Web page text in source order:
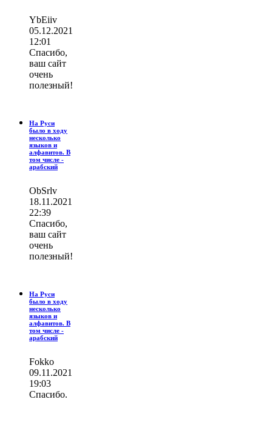
YbEiiv
05.12.2021
12:01
Спасибо,
ваш сайт
очень
полезный!
На Руси
было в ходу
несколько
языков и
алфавитов. В
том числе -
арабский
ОbSrlv
18.11.2021
22:39
Спасибо,
ваш сайт
очень
полезный!
На Руси
было в ходу
несколько
языков и
алфавитов. В
том числе -
арабский
Fokko
09.11.2021
19:03
Спасибо.